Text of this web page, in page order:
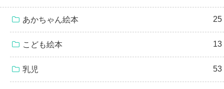
あかちゃん絵本 25
こども絵本 13
乳児 53